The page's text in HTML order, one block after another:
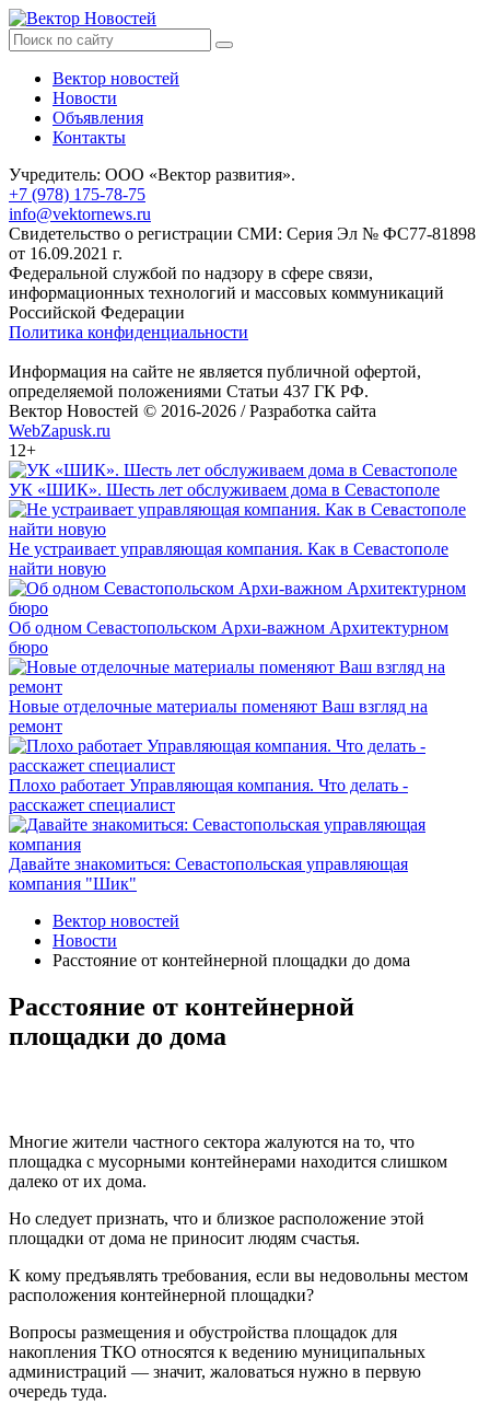
Вектор новостей
Новости
Объявления
Контакты
Учредитель: ООО «Вектор развития».
+7 (978) 175-78-75
info@vektornews.ru
Свидетельство о регистрации СМИ: Серия Эл № ФС77-81898
от 16.09.2021 г.
Федеральной службой по надзору в сфере связи,
информационных технологий и массовых коммуникаций
Российской Федерации
Политика конфиденциальности
Информация на сайте не является публичной офертой,
определяемой положениями Статьи 437 ГК РФ.
Вектор Новостей © 2016-2026 /Разработка сайта
WebZapusk.ru
12+
УК «ШИК». Шесть лет обслуживаем дома в Севастополе
Не устраивает управляющая компания. Как в Севастополе
найти новую
Об одном Севастопольском Архи-важном Архитектурном
бюро
Новые отделочные материалы поменяют Ваш взгляд на
ремонт
Плохо работает Управляющая компания. Что делать -
расскажет специалист
Давайте знакомиться: Севастопольская управляющая
компания "Шик"
Вектор новостей
Новости
Расстояние от контейнерной площадки до дома
Расстояние от контейнерной
площадки до дома
Многие жители частного сектора жалуются на то, что
площадка с мусорными контейнерами находится слишком
далеко от их дома.
Но следует признать, что и близкое расположение этой
площадки от дома не приносит людям счастья.
К кому предъявлять требования, если вы недовольны местом
расположения контейнерной площадки?
Вопросы размещения и обустройства площадок для
накопления ТКО относятся к ведению муниципальных
администраций — значит, жаловаться нужно в первую
очередь туда.